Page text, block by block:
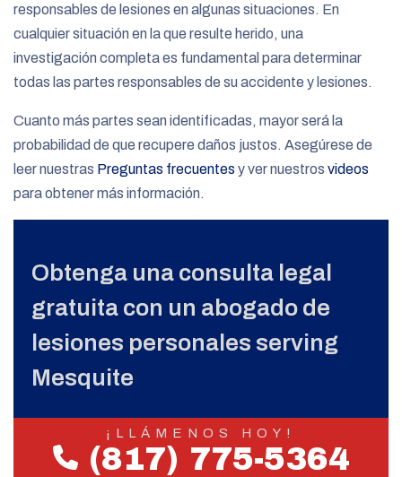
responsables de lesiones en algunas situaciones. En
cualquier situación en la que resulte herido, una
investigación completa es fundamental para determinar
todas las partes responsables de su accidente y lesiones.
Cuanto más partes sean identificadas, mayor será la
probabilidad de que recupere daños justos. Asegúrese de
leer nuestras Preguntas frecuentes y ver nuestros videos
para obtener más información.
Obtenga una consulta legal
gratuita con un abogado de
lesiones personales serving
Mesquite
¡LLÁMENOS HOY!
(817) 775-5364